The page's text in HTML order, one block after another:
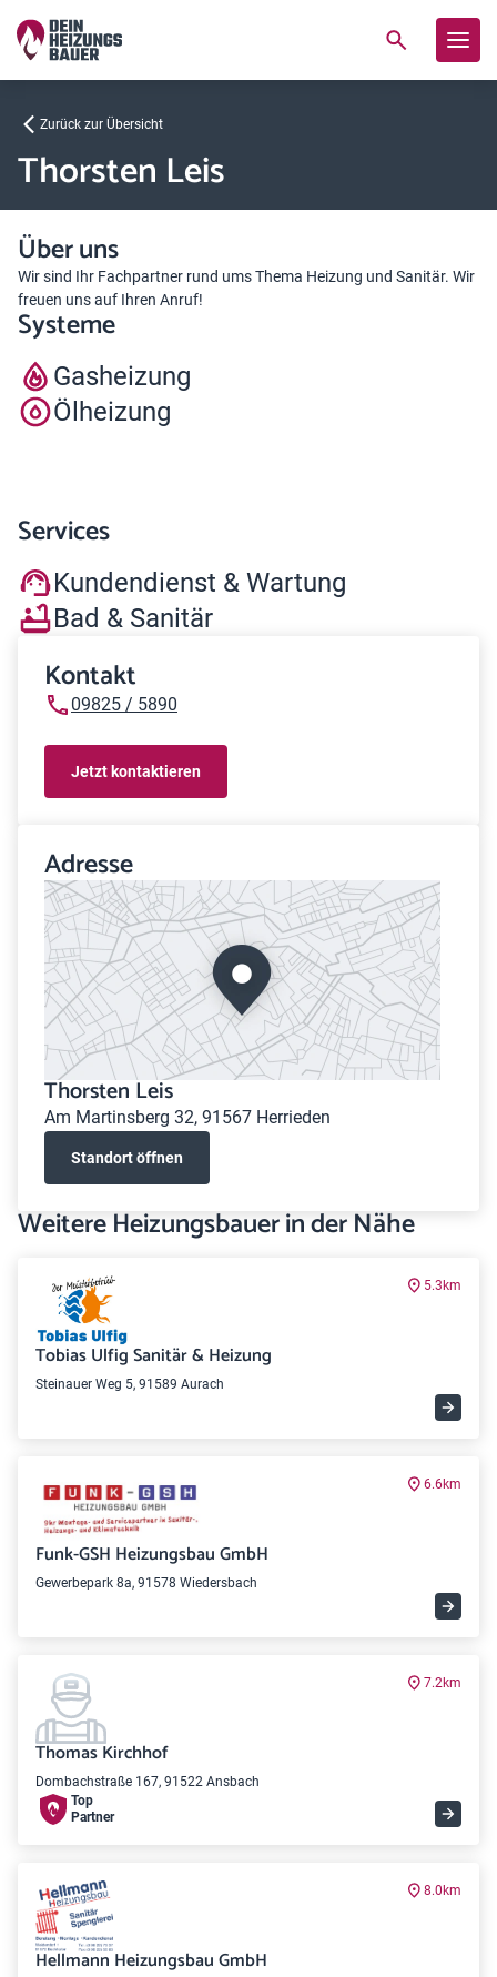
Zurück zur Übersicht
Thorsten Leis
Über uns
Wir sind Ihr Fachpartner rund ums Thema Heizung und Sanitär. Wir
freuen uns auf Ihren Anruf!
Systeme
Gasheizung
Ölheizung
Services
Kundendienst & Wartung
Bad & Sanitär
Kontakt
09825 / 5890
Jetzt kontaktieren
Adresse
Thorsten Leis
Am Martinsberg 32, 91567 Herrieden
Standort öffnen
Weitere Heizungsbauer in der Nähe
5.3km
Tobias Ulfig Sanitär & Heizung
Steinauer Weg 5, 91589 Aurach
6.6km
Funk-GSH Heizungsbau GmbH
Gewerbepark 8a, 91578 Wiedersbach
7.2km
Thomas Kirchhof
Dombachstraße 167, 91522 Ansbach
Top
Partner
8.0km
Hellmann Heizungsbau GmbH